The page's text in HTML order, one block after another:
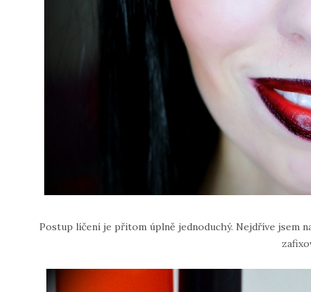
Postup líčení je přitom úplně jednoduchý. Nejdříve jsem